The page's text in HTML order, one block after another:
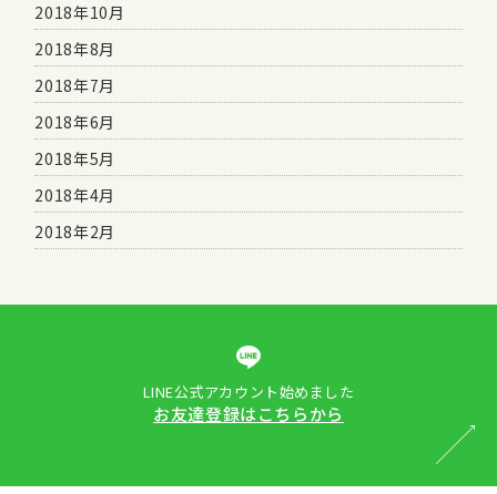
2018年10月
2018年8月
2018年7月
2018年6月
2018年5月
2018年4月
2018年2月
LINE公式アカウント始めました
お友達登録はこちらから